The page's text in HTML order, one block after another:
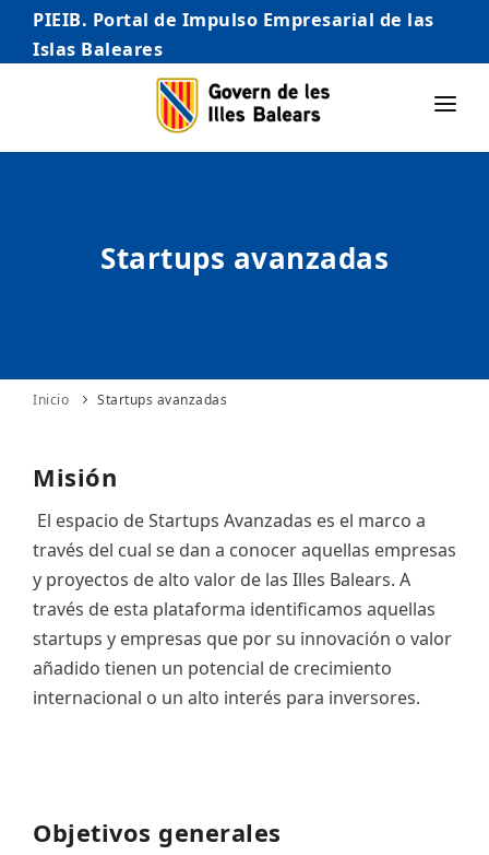
PIEIB. Portal de Impulso Empresarial de las
Islas Baleares
INICIO
AUTÓNOMO/AUTÓNOMA
INTERNACIONALIZACIÓN
ES
CAT
Startups avanzadas
Inicio Startups avanzadas
Misión
El espacio de Startups Avanzadas es el marco a
través del cual se dan a conocer aquellas empresas
y proyectos de alto valor de las Illes Balears. A
través de esta plataforma identificamos aquellas
startups y empresas que por su innovación o valor
añadido tienen un potencial de crecimiento
internacional o un alto interés para inversores.
Objetivos generales